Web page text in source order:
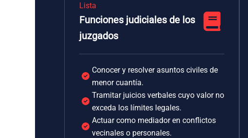
Lista
Funciones judiciales de los
juzgados
Conocer y resolver asuntos civiles de
menor cuantía.
Tramitar juicios verbales cuyo valor no
exceda los límites legales.
Actuar como mediador en conflictos
vecinales o personales.